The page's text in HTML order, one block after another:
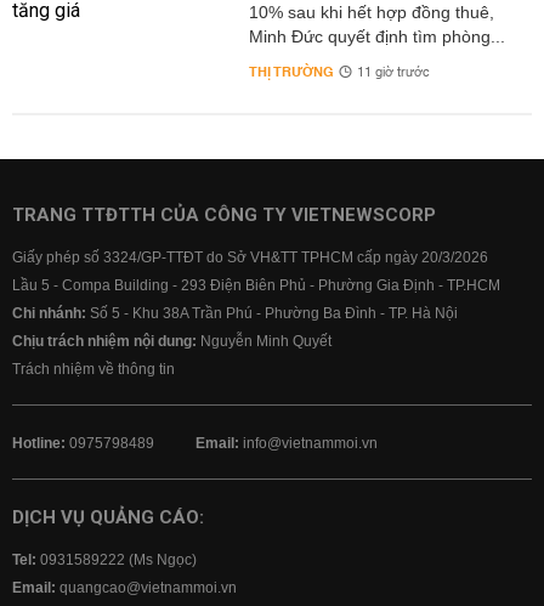
10% sau khi hết hợp đồng thuê,
Minh Đức quyết định tìm phòng...
THỊ TRƯỜNG 11 giờ trước
TRANG TTĐTTH CỦA CÔNG TY VIETNEWSCORP
Giấy phép số 3324/GP-TTĐT do Sở VH&TT TPHCM cấp ngày 20/3/2026
Lầu 5 - Compa Building - 293 Điện Biên Phủ - Phường Gia Định - TP.HCM
Chi nhánh: Số 5 - Khu 38A Trần Phú - Phường Ba Đình - TP. Hà Nội
Chịu trách nhiệm nội dung: Nguyễn Minh Quyết
Trách nhiệm về thông tin
Hotline: 0975798489 Email: info@vietnammoi.vn
DỊCH VỤ QUẢNG CÁO:
Tel: 0931589222 (Ms Ngọc)
Email: quangcao@vietnammoi.vn